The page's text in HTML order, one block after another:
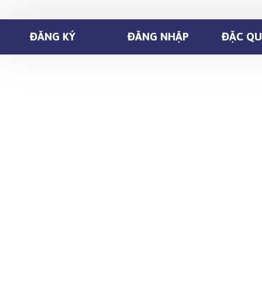
ĐĂNG KÝ ĐĂNG NHẬP ĐẶC